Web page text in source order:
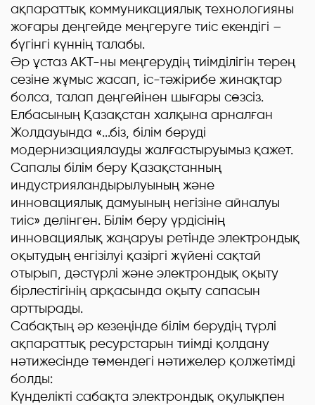
ақпараттық коммуникациялық технологияны
жоғары деңгейде меңгеруге тиіс екендігі –
бүгінгі күннің талабы.
Әр ұстаз АКТ-ны меңгерудің тиімділігін терең
сезіне жұмыс жасап, іс-тәжірибе жинақтар
болса, талап деңгейінен шығары сөзсіз.
Елбасының Қазақстан халқына арналған
Жолдауында «...біз, білім беруді
модернизациялауды жалғастыруымыз қажет.
Сапалы білім беру Қазақстанның
индустрияландырылуының және
инновациялық дамуының негізіне айналуы
тиіс» делінген. Білім беру үрдісінің
инновациялық жаңаруы ретінде электрондық
оқытудың енгізілуі қазіргі жүйені сақтай
отырып, дәстүрлі және электрондық оқыту
бірлестігінің арқасында оқыту сапасын
арттырады.
Сабақтың әр кезеңінде білім берудің түрлі
ақпараттық ресурстарын тиімді қолдану
нәтижесінде төмендегі нәтижелер қолжетімді
болды:
Күнделікті сабақта электрондық оқулықпен